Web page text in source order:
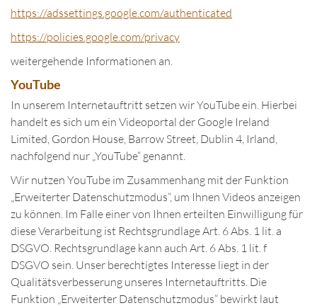
https://adssettings.google.com/authenticated
https://policies.google.com/privacy
weitergehende Informationen an.
YouTube
In unserem Internetauftritt setzen wir YouTube ein. Hierbei
handelt es sich um ein Videoportal der Google Ireland
Limited, Gordon House, Barrow Street, Dublin 4, Irland,
nachfolgend nur „YouTube“ genannt.
Wir nutzen YouTube im Zusammenhang mit der Funktion
„Erweiterter Datenschutzmodus“, um Ihnen Videos anzeigen
zu können. Im Falle einer von Ihnen erteilten Einwilligung für
diese Verarbeitung ist Rechtsgrundlage Art. 6 Abs. 1 lit. a
DSGVO. Rechtsgrundlage kann auch Art. 6 Abs. 1 lit. f
DSGVO sein. Unser berechtigtes Interesse liegt in der
Qualitätsverbesserung unseres Internetauftritts. Die
Funktion „Erweiterter Datenschutzmodus“ bewirkt laut